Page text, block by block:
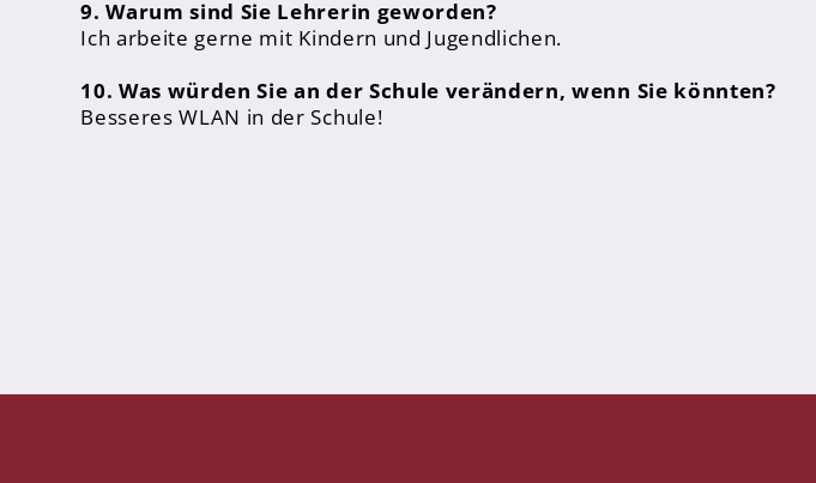
Einführungsphase
Qualifikationsphase
Fächer
9. Warum sind Sie Lehrerin geworden?
Ich arbeite gerne mit Kindern und Jugendlichen.
10. Was würden Sie an der Schule verändern, wenn Sie könnten?
Besseres WLAN in der Schule!